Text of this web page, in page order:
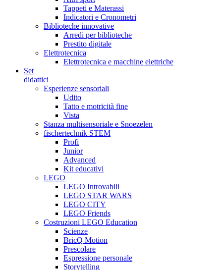
Tappeti e Materassi
Indicatori e Cronometri
Biblioteche innovative
Arredi per biblioteche
Prestito digitale
Elettrotecnica
Elettrotecnica e macchine elettriche
Set
didattici
Esperienze sensoriali
Udito
Tatto e motricità fine
Vista
Stanza multisensoriale e Snoezelen
fischertechnik STEM
Profi
Junior
Advanced
Kit educativi
LEGO
LEGO Introvabili
LEGO STAR WARS
LEGO CITY
LEGO Friends
Costruzioni LEGO Education
Scienze
BricQ Motion
Prescolare
Espressione personale
Storytelling